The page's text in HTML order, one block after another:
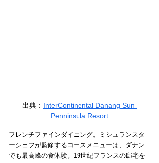
出典： InterContinental Danang Sun
Penninsula Resort
フレンチファインダイニング。ミシュランスタ
ーシェフが監修するコースメニューは、ダナン
でも最高峰の食体験。19世紀フランスの邸宅を